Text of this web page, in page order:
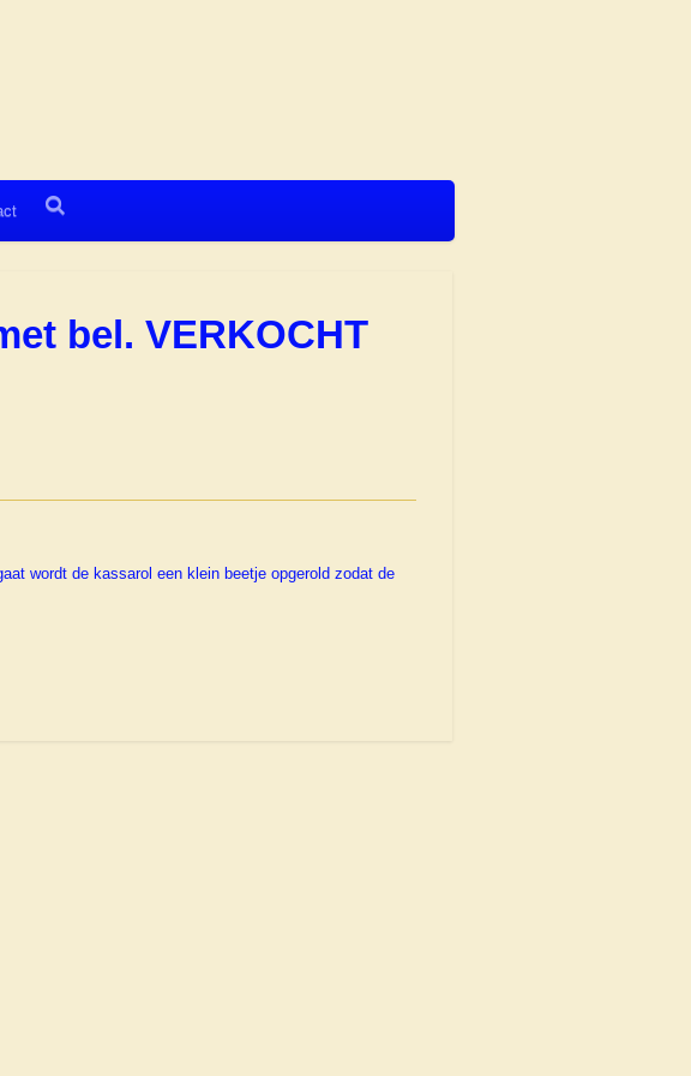
bel. VERKOCHT
wordt de kassarol een klein beetje opgerold zodat de